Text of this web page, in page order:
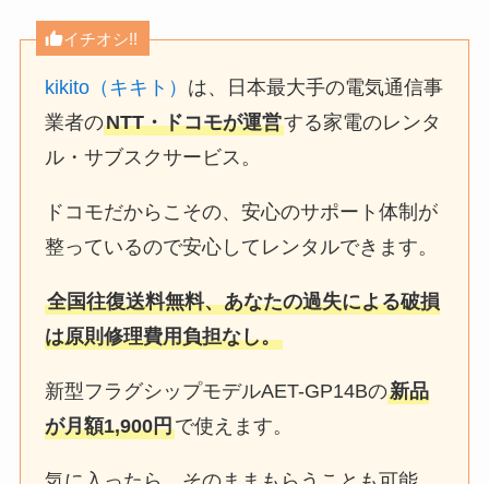
イチオシ!!
kikito（キキト） は、日本最大手の電気通信事
業者のNTT・ドコモが運営する家電のレンタ
ル・サブスクサービス。
ドコモだからこその、安心のサポート体制が
整っているので安心してレンタルできます。
全国往復送料無料、あなたの過失による破損
は原則修理費用負担なし。
新型フラグシップモデルAET-GP14Bの新品
が月額1,900円で使えます。